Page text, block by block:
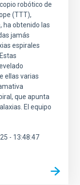
robótico de
(TTT),
ha obtenido las
jamás
espirales
ellas varias
que apunta
El equipo
- 13:48:47